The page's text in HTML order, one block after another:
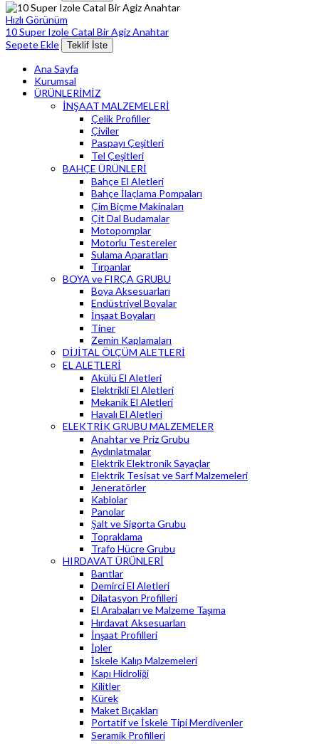
Hızlı Görünüm
10 Super Izole Catal Bir Agiz Anahtar
Sepete Ekle
Teklif İste
Ana Sayfa
Kurumsal
ÜRÜNLERİMİZ
İNŞAAT MALZEMELERİ
Çelik Profiller
Çiviler
Paspayı Çeşitleri
Tel Çeşitleri
BAHÇE ÜRÜNLERİ
Bahçe El Aletleri
Bahçe İlaçlama Pompaları
Çim Biçme Makinaları
Çit Dal Budamalar
Motopomplar
Motorlu Testereler
Sulama Aparatları
Tırpanlar
BOYA ve FIRÇA GRUBU
Boya Aksesuarları
Endüstriyel Boyalar
İnşaat Boyaları
Tiner
Zemin Kaplamaları
DİJİTAL ÖLÇÜM ALETLERİ
EL ALETLERİ
Akülü El Aletleri
Elektrikli El Aletleri
Mekanik El Aletleri
Havalı El Aletleri
ELEKTRİK GRUBU MALZEMELER
Anahtar ve Priz Grubu
Aydınlatmalar
Elektrik Elektronik Sayaçlar
Elektrik Tesisat ve Sarf Malzemeleri
Jeneratörler
Kablolar
Panolar
Şalt ve Sigorta Grubu
Topraklama
Trafo Hücre Grubu
HIRDAVAT ÜRÜNLERİ
Bantlar
Demirci El Aletleri
Dilatasyon Profilleri
El Arabaları ve Malzeme Taşıma
Hırdavat Aksesuarları
İnşaat Profilleri
İpler
İskele Kalıp Malzemeleri
Kapı Hidroliği
Kilitler
Kürek
Maket Bıçakları
Portatif ve İskele Tipi Merdivenler
Seramik Profilleri